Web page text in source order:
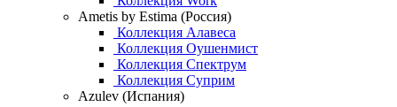
Ametis by Estima (Россия)
Коллекция Алавеса
Коллекция Оушенмист
Коллекция Спектрум
Коллекция Суприм
Azulev (Испания)